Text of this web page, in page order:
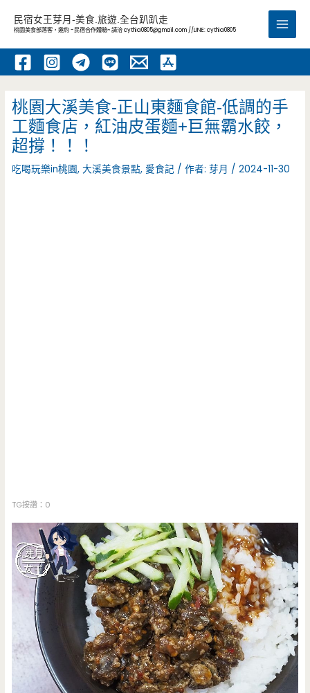
內
民宿女王芽月-美食.旅遊.全台趴趴走
桃園美食部落客，邀約 -民宿合作體驗~ 請洽cythia0805@gmail.com //LINE: cythia0805
Main
桃園大溪美食-正山東麵食館-低調的手
工麵食店，紅油皮蛋麵+巨無霸水餃，
超撐！！！
吃喝玩樂in桃園,大溪美食景點, 愛食記 / 作者:芽月 /2024-11-30
TG按讚：0